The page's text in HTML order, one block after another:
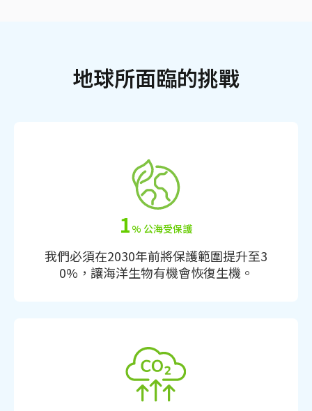
地球所面臨的挑戰
1 % 公海受保護
我們必須在2030年前將保護範圍提升至3
0%，讓海洋生物有機會恢復生機。